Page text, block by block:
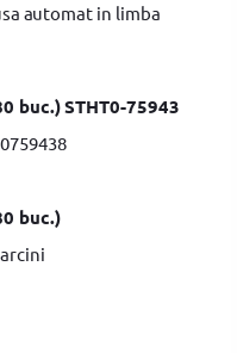
automat in limba
buc.) STHT0-75943
buc.)